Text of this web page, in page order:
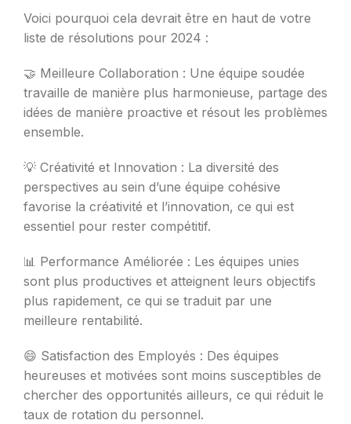
Voici pourquoi cela devrait être en haut de votre
liste de résolutions pour 2024 :
🤝 Meilleure Collaboration : Une équipe soudée
travaille de manière plus harmonieuse, partage des
idées de manière proactive et résout les problèmes
ensemble.
💡 Créativité et Innovation : La diversité des
perspectives au sein d’une équipe cohésive
favorise la créativité et l’innovation, ce qui est
essentiel pour rester compétitif.
📊 Performance Améliorée : Les équipes unies
sont plus productives et atteignent leurs objectifs
plus rapidement, ce qui se traduit par une
meilleure rentabilité.
😄 Satisfaction des Employés : Des équipes
heureuses et motivées sont moins susceptibles de
chercher des opportunités ailleurs, ce qui réduit le
taux de rotation du personnel.